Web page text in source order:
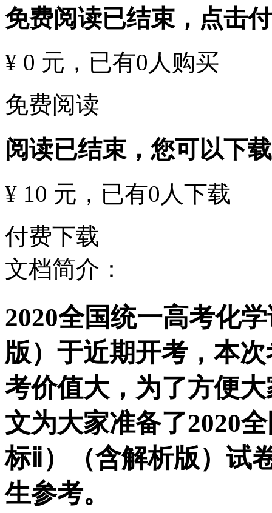
免费阅读已结束，点击
¥ 0 元 ，已有0 人购买
免费阅读
阅读已结束，您可以下
¥ 10 元 ，已有0 人下载
付费下载
文档简介：
2020全国统一高考化
版）于近期开考，本
考价值大，为了方便
文为大家准备了2020
标ⅱ）（含解析版）试
生参考。